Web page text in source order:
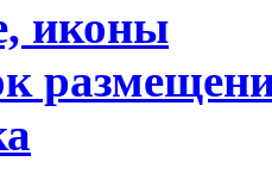
иконы